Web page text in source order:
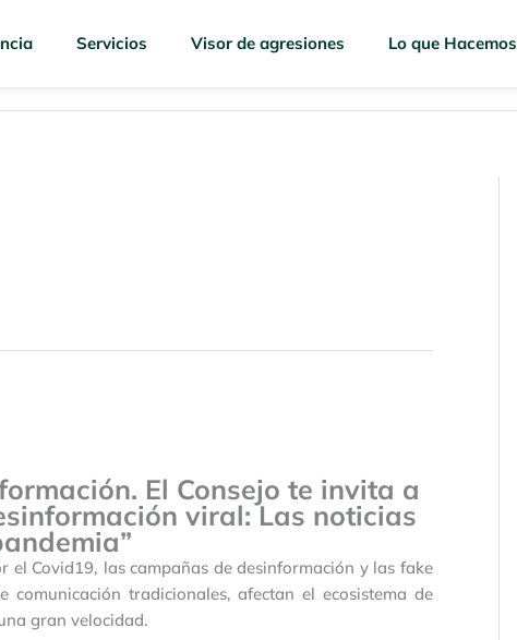
Servicios Visor de agresiones Lo que Hacemos
El Consejo te invita a
viral: Las noticias
Covid19, las campañas de desinformación y las fake
tradicionales, afectan el ecosistema de
gran velocidad.